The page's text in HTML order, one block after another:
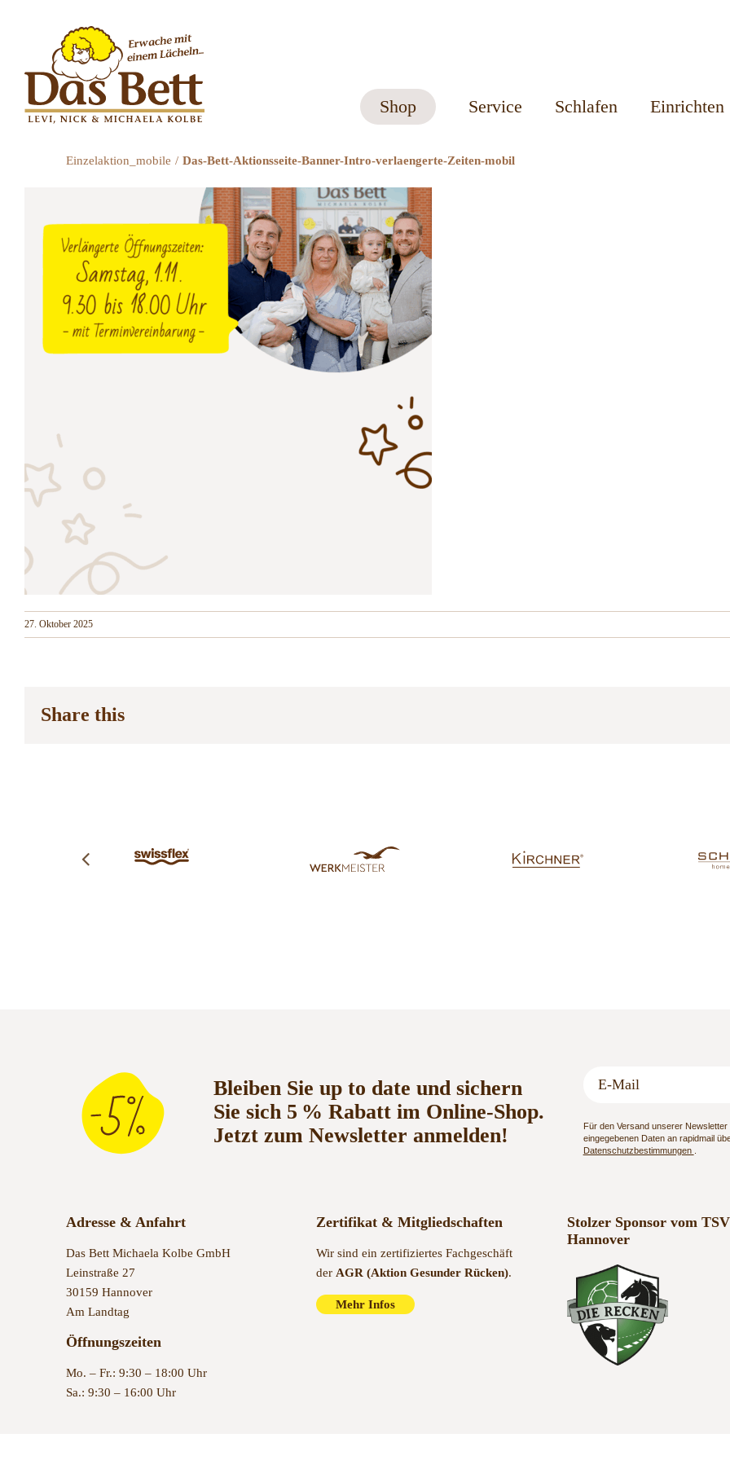
Shop Service Schlafen Einrichten
Einzelaktion_mobile Das-Bett-Aktionsseite-Banner-Intro-verlaengerte-Zeiten-mobil
27. Oktober 2025
Share this
Bleiben Sie up to date und sichern
Sie sich 5 % Rabatt im Online-Shop.
Jetzt zum Newsletter anmelden!
Für den Versand unserer
eingegebenen Daten an rapidmail
Datenschutzbestimmungen
Adresse & Anfahrt
Das Bett Michaela Kolbe GmbH
Leinstraße 27
30159 Hannover
Am Landtag
Öffnungszeiten
Mo. – Fr.: 9:30 – 18:00 Uhr
Sa.: 9:30 – 16:00 Uhr
Zertifikat & Mitgliedschaften
Wir sind ein zertifiziertes Fachgeschäft
der AGR (Aktion Gesunder Rücken).
Mehr Infos
Stolzer Sponsor vom TSV
Hannover